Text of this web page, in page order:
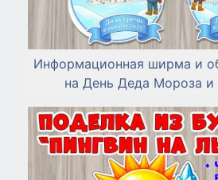
Информационная ширма и
на День Деда Мороза и